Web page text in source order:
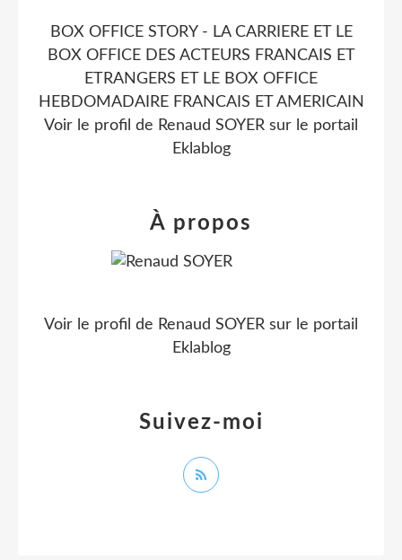
BOX OFFICE STORY - LA CARRIERE ET LE
BOX OFFICE DES ACTEURS FRANCAIS ET
ETRANGERS ET LE BOX OFFICE
HEBDOMADAIRE FRANCAIS ET AMERICAIN
Voir le profil de Renaud SOYER sur le portail
Eklablog
Suivez-moi
À propos
Voir le profil de Renaud SOYER sur le portail
Eklablog